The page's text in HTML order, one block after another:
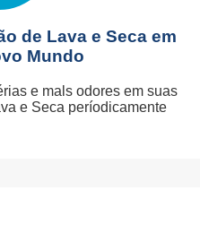
de Lava e Seca em
Mundo
e mals odores em suas
e Seca períodicamente